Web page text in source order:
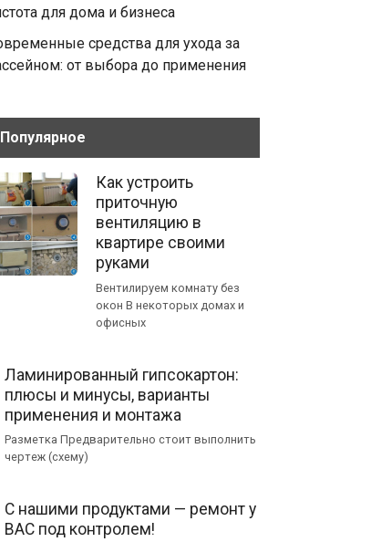
для дома и бизнеса
средства для ухода за
от выбора до применения
Популярное
Как устроить
приточную
вентиляцию в
квартире своими
руками
Вентилируем комнату без
окон В некоторых домах и
офисных
Ламинированный гипсокартон:
плюсы и минусы, варианты
применения и монтажа
Разметка Предварительно стоит выполнить
чертеж (схему)
С нашими продуктами — ремонт у
ВАС под контролем!